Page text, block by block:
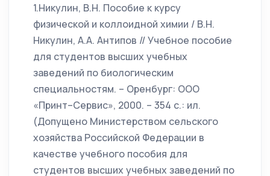
1.Никулин, В.Н. Пособие к курсу
физической и коллоидной химии / В.Н.
Никулин, А.А. Антипов // Учебное пособие
для студентов высших учебных
заведений по биологическим
специальностям. – Оренбург: ООО
«Принт–Сервис», 2000. – 354 с.: ил.
(Допущено Министерством сельского
хозяйства Российской Федерации в
качестве учебного пособия для
студентов высших учебных заведений по